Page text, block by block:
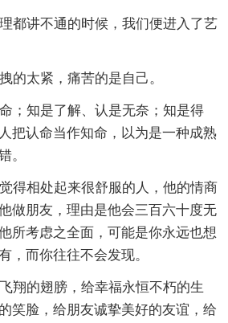
都讲不通的时候，我们便进入了艺
的太紧，痛苦的是自己。
；知是了解、认是无奈；知是得
把认命当作知命，以为是一种成熟
。
得相处起来很舒服的人，他的情商
做朋友，理由是他会三百六十度无
所考虑之全面，可能是你永远也想
，而你往往不会发现。
翔的翅膀，给幸福永恒不朽的生
笑脸，给朋友诚挚美好的友谊，给